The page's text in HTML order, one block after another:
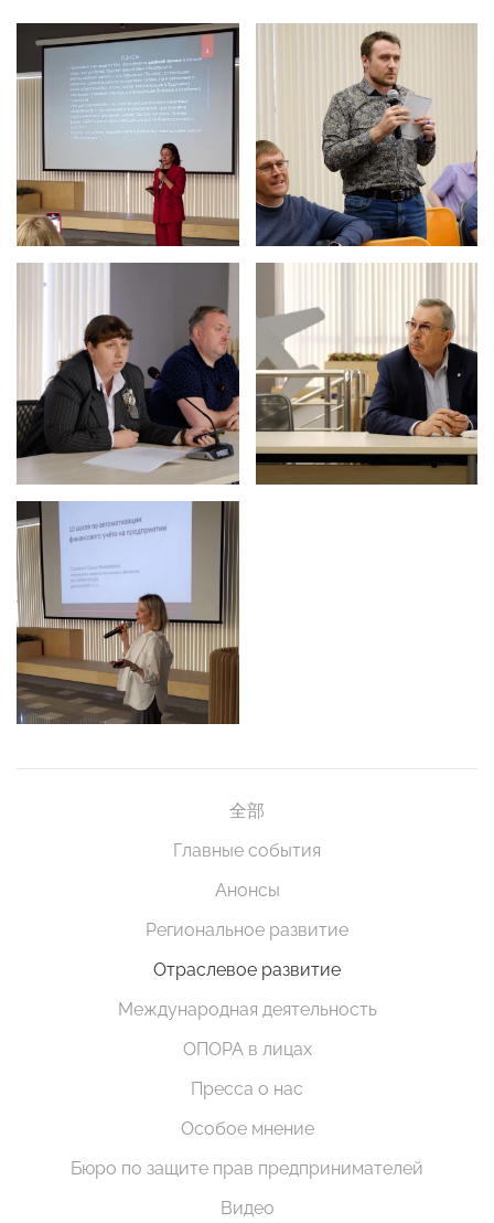
全部
Главные события
Анонсы
Региональное развитие
Отраслевое развитие
Международная деятельность
ОПОРА в лицах
Пресса о нас
Особое мнение
Бюро по защите прав предпринимателей
Видео